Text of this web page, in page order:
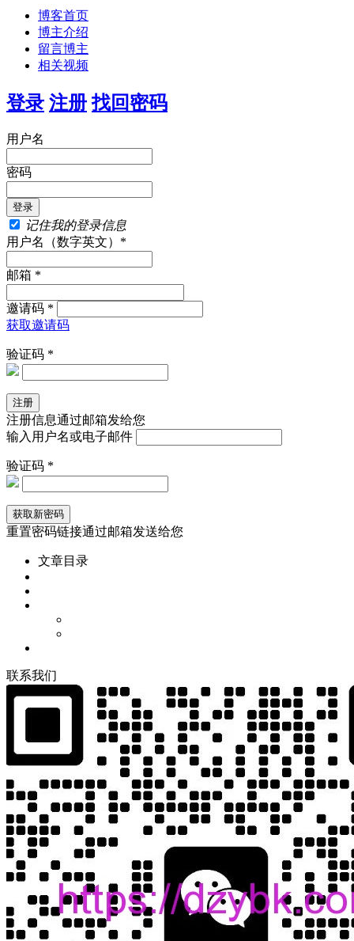
博客首页
博主介绍
留言博主
相关视频
登录 注册 找回密码
用户名
密码
记住我的登录信息
用户名（数字英文）*
邮箱 *
邀请码 *
获取邀请码
验证码 *
注册信息通过邮箱发给您
输入用户名或电子邮件
验证码 *
重置密码链接通过邮箱发送给您
文章目录
联系我们